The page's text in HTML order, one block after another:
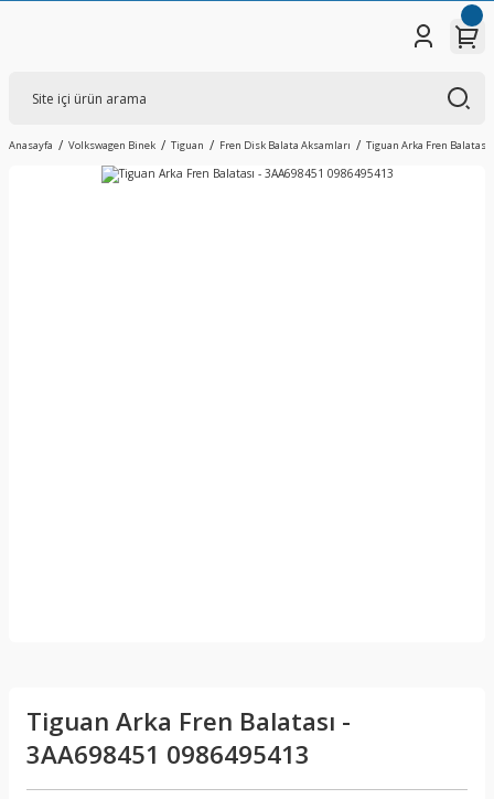
Anasayfa Volkswagen Binek Tiguan Fren Disk Balata Aksamları Tiguan Arka Fren Balatası
Tiguan Arka Fren Balatası -
3AA698451 0986495413